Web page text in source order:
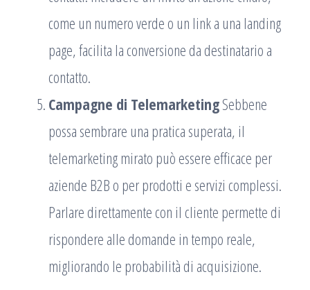
come un numero verde o un link a una landing
page, facilita la conversione da destinatario a
contatto.
Campagne di TelemarketingSebbene
possa sembrare una pratica superata, il
telemarketing mirato può essere efficace per
aziende B2B o per prodotti e servizi complessi.
Parlare direttamente con il cliente permette di
rispondere alle domande in tempo reale,
migliorando le probabilità di acquisizione.